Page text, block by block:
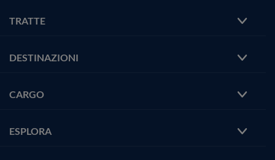
TRATTE
DESTINAZIONI
CARGO
ESPLORA